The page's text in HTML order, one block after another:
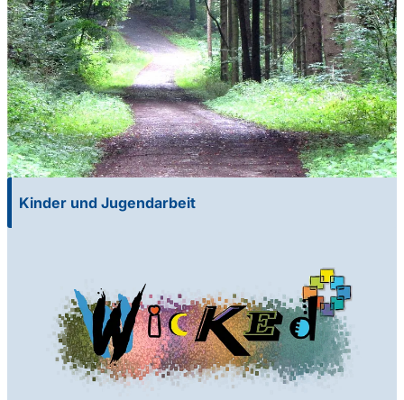
Kinder und Jugendarbeit